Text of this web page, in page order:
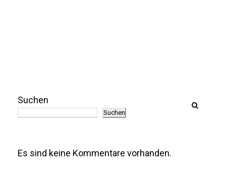
Suchen
Suchen
Es sind keine Kommentare vorhanden.